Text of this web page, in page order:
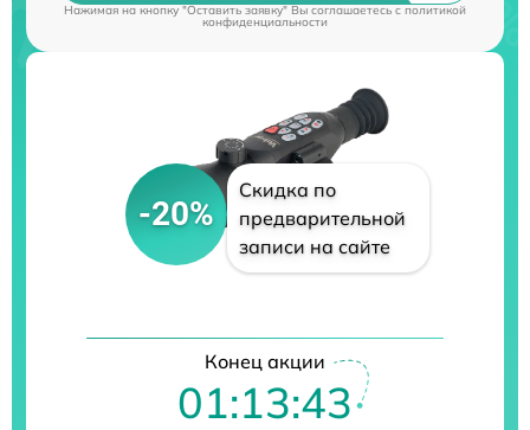
Нажимая на кнопку "Оставить заявку" Вы соглашаетесь cполитикой
конфиденциальности
-20%
Скидка по
предварительной
записи на сайте
Конец акции
01:13:42